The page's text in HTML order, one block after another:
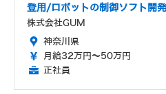
登用/ロボットの制御ソフト開発
株式会社GUM
神奈川県
月給32万円～50万円
正社員